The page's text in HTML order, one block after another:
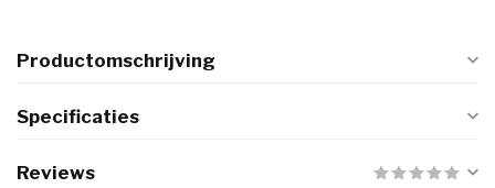
Productomschrijving
Specificaties
Reviews